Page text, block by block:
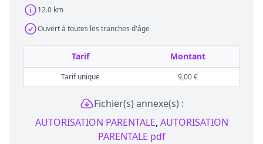
12.0 km
Ouvert à toutes les tranches d'âge
Tarif Montant
Tarif unique 9,00 €
Fichier(s) annexe(s) :
AUTORISATION PARENTALE, AUTORISATION
PARENTALE pdf